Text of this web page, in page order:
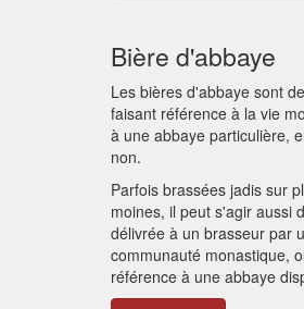
Bière d'abbaye
Les bières d'abbaye sont
faisant référence à la vie
à une abbaye particulière,
non.
Parfois brassées jadis sur
moines, il peut s'agir aussi
délivrée à un brasseur par
communauté monastique,
référence à une abbaye